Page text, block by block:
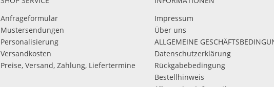
Anfrageformular
Mustersendungen
Personalisierung
Versandkosten
Preise, Versand, Zahlung, Liefertermine
Impressum
Über uns
ALLGEMEINE
Datenschutzerklärung
Rückgabebedingung
Bestellhinweis